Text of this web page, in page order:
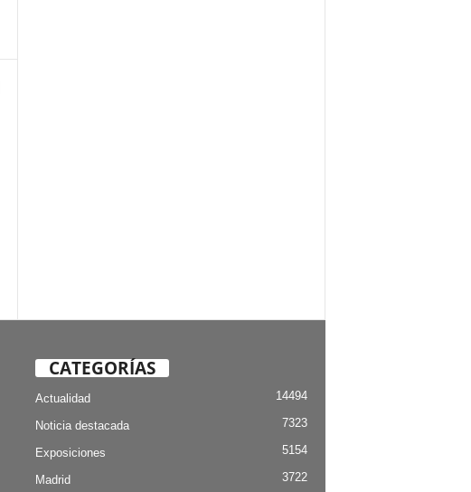
CATEGORÍAS
Actualidad 14494
Noticia destacada 7323
Exposiciones 5154
Madrid 3722